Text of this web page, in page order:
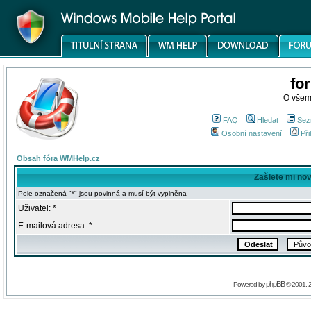
O
FAQ Hledat
Osobní nastavení
Obsah fóra WMHelp.cz
Zašlete mi
Pole označená "*" jsou povinná a musí být vyplněna
Uživatel: *
E-mailová adresa: *
Powered byphpBB© 2001,